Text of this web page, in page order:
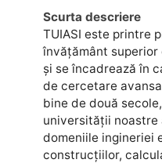
Scurta descriere
TUIASI este printre
învățământ
și se încadrează în
de cercetare
bine de două
universității noastre
domeniile ingineriei
construcțiilor,